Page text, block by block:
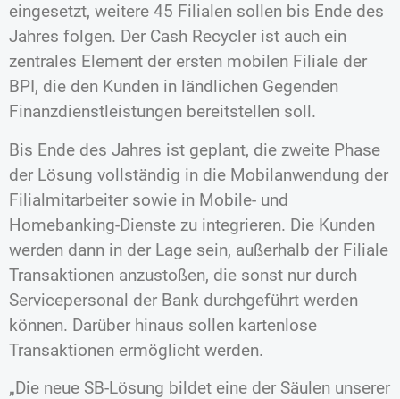
eingesetzt, weitere 45 Filialen sollen bis Ende des
Jahres folgen. Der Cash Recycler ist auch ein
zentrales Element der ersten mobilen Filiale der
BPI, die den Kunden in ländlichen Gegenden
Finanzdienstleistungen bereitstellen soll.
Bis Ende des Jahres ist geplant, die zweite Phase
der Lösung vollständig in die Mobilanwendung der
Filialmitarbeiter sowie in Mobile- und
Homebanking-Dienste zu integrieren. Die Kunden
werden dann in der Lage sein, außerhalb der Filiale
Transaktionen anzustoßen, die sonst nur durch
Servicepersonal der Bank durchgeführt werden
können. Darüber hinaus sollen kartenlose
Transaktionen ermöglicht werden.
„Die neue SB-Lösung bildet eine der Säulen unserer